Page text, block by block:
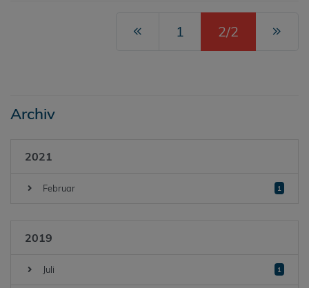
1 2/2
Archiv
2021
Februar 1
2019
Juli 1